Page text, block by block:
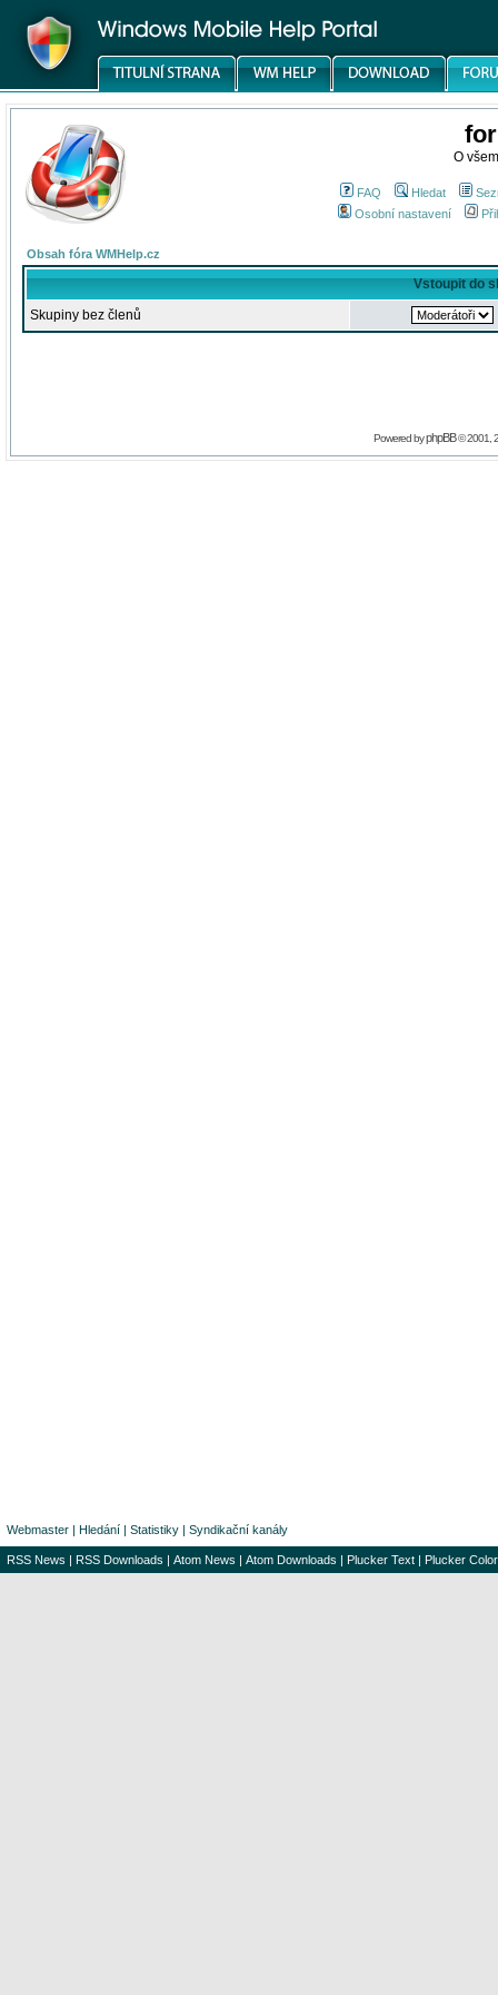
O
FAQ Hledat
Osobní nastavení
Obsah fóra WMHelp.cz
Vstoupit do
Skupiny bez členů
Powered byphpBB© 2001,
Webmaster | Hledání | Statistiky | Syndikační kanály
RSS News | RSS Downloads | Atom News | Atom Downloads | Plucker Text | Plucker Color